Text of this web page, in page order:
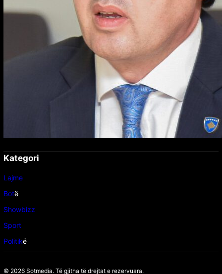
Kategori
Lajme
Botë
Showbizz
Sport
Politikë
© 2026 Sotmedia. Të gjitha të drejtat e rezervuara.